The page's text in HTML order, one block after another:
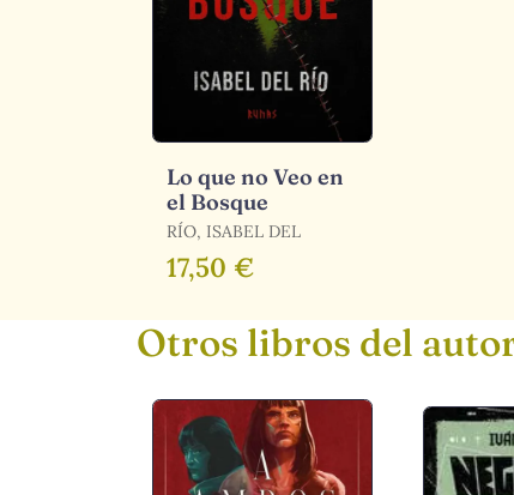
Lo que no Veo en
el Bosque
RÍO, ISABEL DEL
17,50 €
Otros libros del